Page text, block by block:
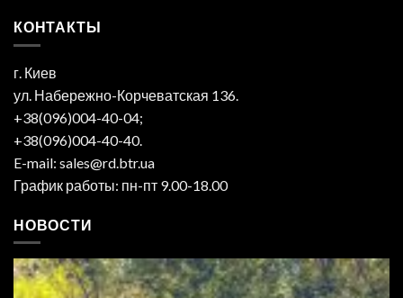
КОНТАКТЫ
г. Киев
ул. Набережно-Корчеватская 136.
+38(096)004-40-04;
+38(096)004-40-40.
E-mail: sales@rd.btr.ua
График работы: пн-пт 9.00-18.00
НОВОСТИ